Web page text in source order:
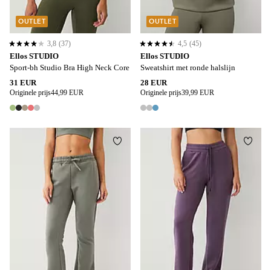
Ellos STUDIO
Sport-bh Studio Bra High Neck Core
31 EUR
Originele prijs44,99 EUR
5 kleuren
3,8 op basis van 37 beoordelingen
3,8 (37)
OUTLET
Ellos STUDIO
Sweatshirt met ronde halslijn
28 EUR
Originele prijs39,99 EUR
3 kleuren
4,5 op basis van 45 beoordelingen
4,5 (45)
OUTLET
Toevoegen aan favorieten